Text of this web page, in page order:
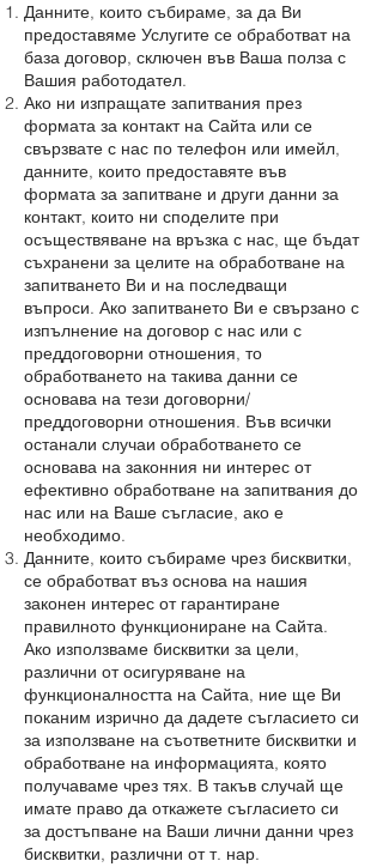
Данните, които събираме, за да Ви
предоставяме Услугите се обработват на
база договор, сключен във Ваша полза с
Вашия работодател.
Ако ни изпращате запитвания през
формата за контакт на Сайта или се
свързвате с нас по телефон или имейл,
данните, които предоставяте във
формата за запитване и други данни за
контакт, които ни споделите при
осъществяване на връзка с нас, ще бъдат
съхранени за целите на обработване на
запитването Ви и на последващи
въпроси. Ако запитването Ви е свързано с
изпълнение на договор с нас или с
преддоговорни отношения, то
обработването на такива данни се
основава на тези договорни/
преддоговорни отношения. Във всички
останали случаи обработването се
основава на законния ни интерес от
ефективно обработване на запитвания до
нас или на Ваше съгласие, ако е
необходимо.
Данните, които събираме чрез бисквитки,
се обработват въз основа на нашия
законен интерес от гарантиране
правилното функциониране на Сайта.
Ако използваме бисквитки за цели,
различни от осигуряване на
функционалността на Сайта, ние ще Ви
поканим изрично да дадете съгласието си
за използване на съответните бисквитки и
обработване на информацията, която
получаваме чрез тях. В такъв случай ще
имате право да откажете съгласието си
за достъпване на Ваши лични данни чрез
бисквитки, различни от т. нар.